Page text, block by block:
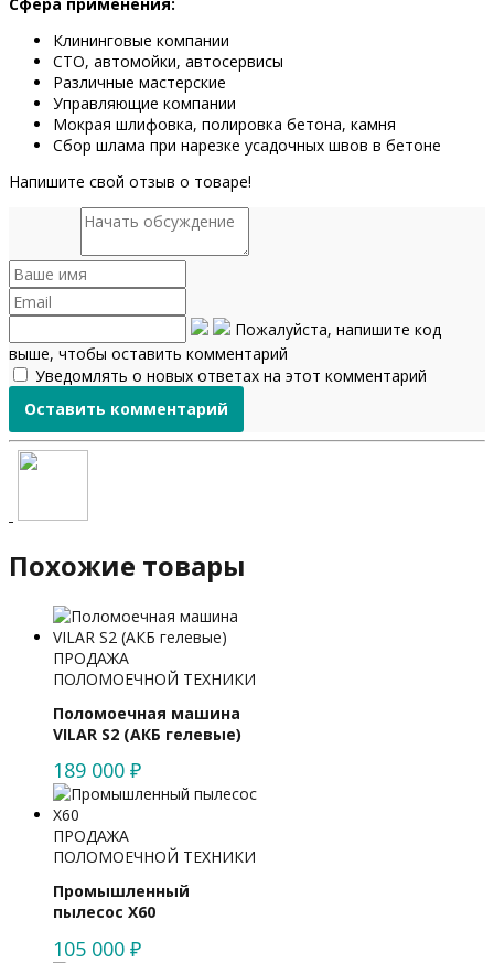
Сфера применения:
Клининговые компании
СТО, автомойки, автосервисы
Различные мастерские
Управляющие компании
Мокрая шлифовка, полировка бетона, камня
Сбор шлама при нарезке усадочных швов в бетоне
Напишите свой отзыв о товаре!
Пожалуйста, напишите код
выше, чтобы оставить комментарий
Уведомлять о новых ответах на этот комментарий
Похожие товары
ПРОДАЖА
ПОЛОМОЕЧНОЙ ТЕХНИКИ
Поломоечная машина
VILAR S2 (АКБ гелевые)
189 000 ₽
ПРОДАЖА
ПОЛОМОЕЧНОЙ ТЕХНИКИ
Промышленный
пылесос X60
105 000 ₽